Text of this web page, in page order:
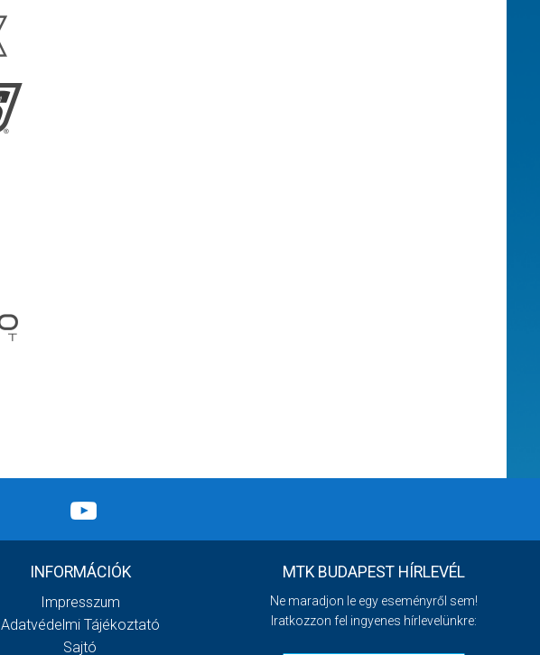
INFORMÁCIÓK
Impresszum
Adatvédelmi Tájékoztató
Sajtó
MTK BUDAPEST HÍRLEVÉL
Ne maradjon le egy eseményről sem!
Iratkozzon fel ingyenes hírlevelünkre: